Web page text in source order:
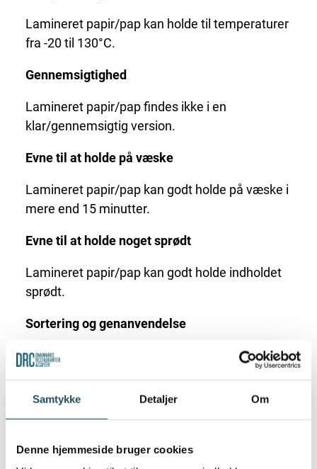
Samtykke Detaljer Om
Denne hjemmeside bruger cookies
Lamineret papir/pap kan holde til temperaturer
fra -20 til 130°C.
Gennemsigtighed
Lamineret papir/pap findes ikke i en
klar/gennemsigtig version.
Evne til at holde på væske
Lamineret papir/pap kan godt holde på væske i
mere end 15 minutter.
Evne til at holde noget sprødt
Lamineret papir/pap kan godt holde indholdet
sprødt.
Sortering og genanvendelse
Lamineret papir/pap-emballage kan pt. ikke
i en affaldsordning.
Materialet kan ikke sorteres til genanvendelse